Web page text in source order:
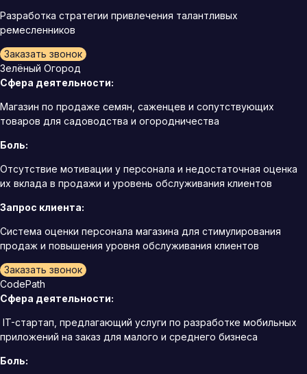
Разработка стратегии привлечения талантливых
ремесленников
Заказать звонок
Зелёный Огород
Сфера деятельности:
Магазин по продаже семян, саженцев и сопутствующих
товаров для садоводства и огородничества
Боль:
Отсутствие мотивации у персонала и недостаточная оценка
их вклада в продажи и уровень обслуживания клиентов
Запрос клиента:
Система оценки персонала магазина для стимулирования
продаж и повышения уровня обслуживания клиентов
Заказать звонок
CodePath
Сфера деятельности:
IT-стартап, предлагающий услуги по разработке мобильных
приложений на заказ для малого и среднего бизнеса
Боль: